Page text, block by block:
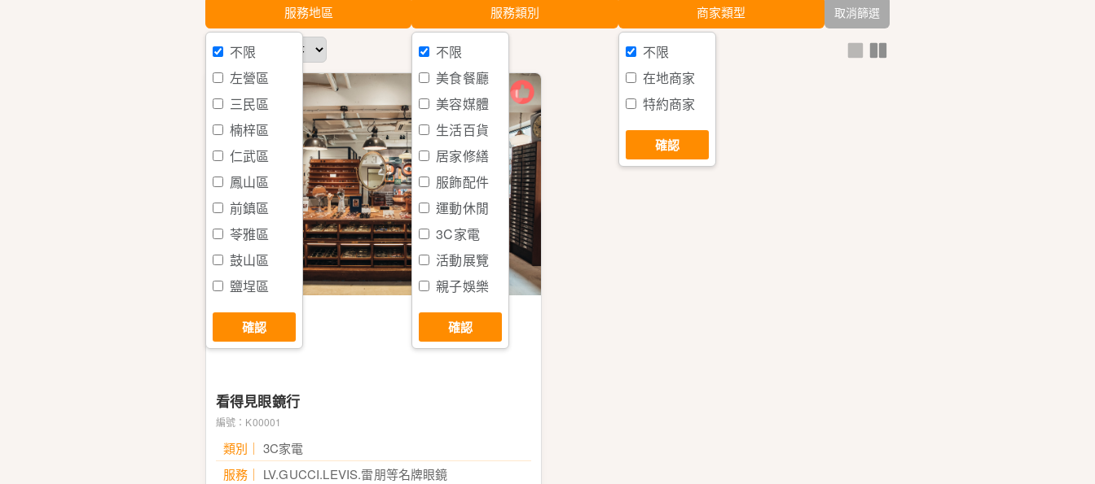
服務地區
不限
左營區
三民區
楠梓區
仁武區
鳳山區
前鎮區
苓雅區
鼓山區
鹽埕區
小港區
新興區
岡山區
大寮區
林園區
鳥松區
確認
服務類別
不限
美食餐廳
美容媒體
生活百貨
居家修繕
服飾配件
運動休閒
3C家電
活動展覽
親子娛樂
醫療保健
確認
商家類型
不限
在地商家
特約商家
確認
取消篩選
排序：
看得見眼鏡行
編號：K00001
類別
3C家電
服務
LV.GUCCI.LEVIS.雷朋等名牌眼鏡